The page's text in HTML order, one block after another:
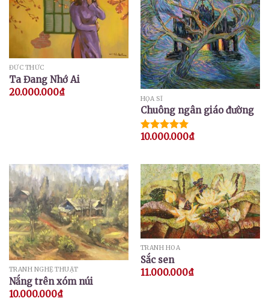
ĐỨC THỨC
Ta Đang Nhớ Ai
20.000.000₫
HỌA SĨ
Chuông ngân giáo đường
Được xếp
10.000.000₫
TRANH NGHỆ THUẬT
Nắng trên xóm núi
10.000.000₫
TRANH HOA
Sắc sen
11.000.000₫